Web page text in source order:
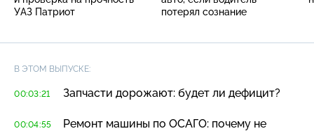
УАЗ Патриот
потерял сознание
В ЭТОМ ВЫПУСКЕ:
00:03:21 Запчасти дорожают: будет ли дефицит?
00:04:55
Ремонт машины по ОСАГО: почему не